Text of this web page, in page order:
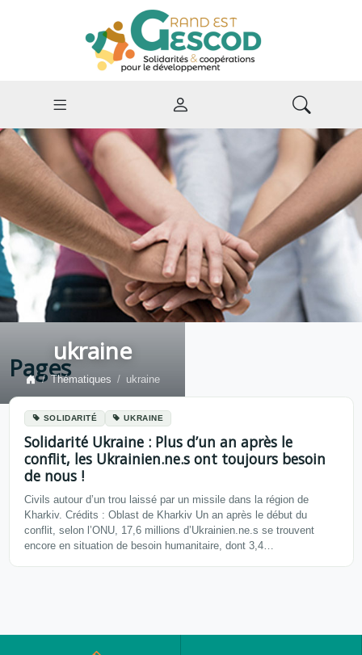
ukraine
Thématiques ukraine
Pages
SOLIDARITÉ UKRAINE
Solidarité Ukraine : Plus d’un an après le
conflit, les Ukrainien.ne.s ont toujours besoin
de nous !
Civils autour d’un trou laissé par un missile dans la région de
Kharkiv. Crédits : Oblast de Kharkiv Un an après le début du
conflit, selon l’ONU, 17,6 millions d’Ukrainien.ne.s se trouvent
encore en situation de besoin humanitaire, dont 3,4…